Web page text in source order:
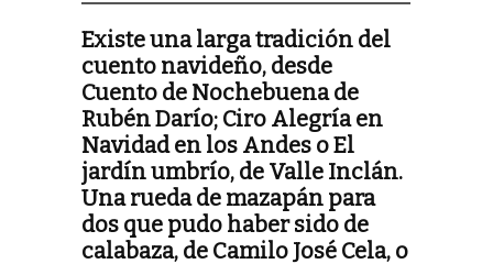
Existe una larga tradición del
cuento navideño, desde
Cuento de Nochebuena de
Rubén Darío; Ciro Alegría en
Navidad en los Andes o El
jardín umbrío, de Valle Inclán.
Una rueda de mazapán para
dos que pudo haber sido de
calabaza, de Camilo José Cela, o